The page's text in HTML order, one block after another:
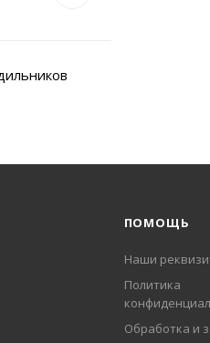
ПОМОЩЬ
Наши
Политика
Обработка и